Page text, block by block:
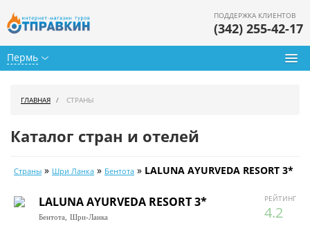
Пермь
ПОДДЕРЖКА КЛИЕНТОВ
(342) 255-42-17
Календарь туров
Цены дня
ГЛАВНАЯ СТРАНЫ
Каталог стран и отелей
Страны » Шри Ланка » Бентота » LALUNA AYURVEDA RESORT 3*
РЕЙТИНГ
4.2
LALUNA AYURVEDA RESORT 3*
Бентота, Шри-Ланка